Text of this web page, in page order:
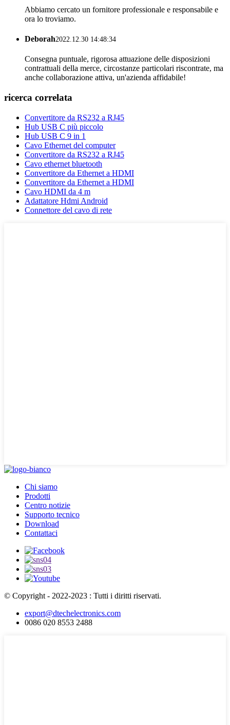
Abbiamo cercato un fornitore professionale e responsabile e
ora lo troviamo.
Deborah2022.12.30 14:48:34
Consegna puntuale, rigorosa attuazione delle disposizioni
contrattuali della merce, circostanze particolari riscontrate, ma
anche collaborazione attiva, un'azienda affidabile!
ricerca correlata
Convertitore da RS232 a RJ45
Hub USB C più piccolo
Hub USB C 9 in 1
Cavo Ethernet del computer
Convertitore da RS232 a RJ45
Cavo ethernet bluetooth
Convertitore da Ethernet a HDMI
Convertitore da Ethernet a HDMI
Cavo HDMI da 4 m
Adattatore Hdmi Android
Connettore del cavo di rete
Chi siamo
Prodotti
Centro notizie
Supporto tecnico
Download
Contattaci
© Copyright - 2022-2023 : Tutti i diritti riservati.
export@dtechelectronics.com
0086 020 8553 2488